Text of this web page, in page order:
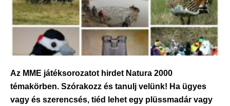
Az MME játéksorozatot hirdet Natura 2000
témakörben. Szórakozz és tanulj velünk! Ha ügyes
vagy és szerencsés, tiéd lehet egy plüssmadár vagy